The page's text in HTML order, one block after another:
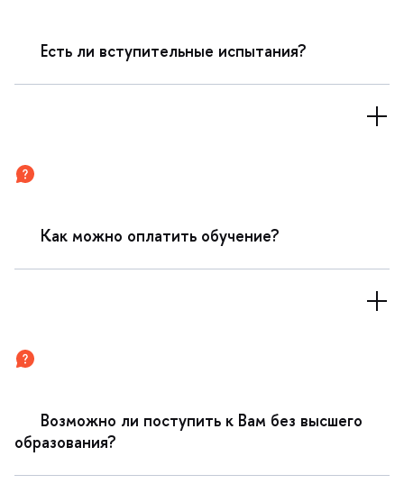
Есть ли вступительные испытания?
Как можно оплатить обучение?
озможно ли поступить к Вам без высшего
образования?